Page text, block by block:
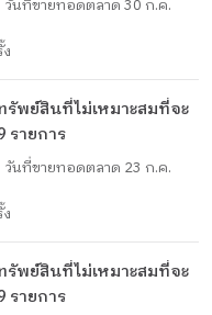
วันที่ขายทอดตลาด30 ก.ค.
พย์สินที่ไม่เหมาะสมที่จะ
รายการ
วันที่ขายทอดตลาด 23 ก.ค.
พย์สินที่ไม่เหมาะสมที่จะ
รายการ